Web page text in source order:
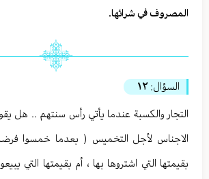
المصروف في شرائها.
السؤال: ١٢
التجار والكسبة عندما يأتي رأس سنتهم .. هل
الاجناس لأجل التخميس ( بعدما خمسوا
بقيمتها التي اشتروها بها ، أم بقيمتها التي